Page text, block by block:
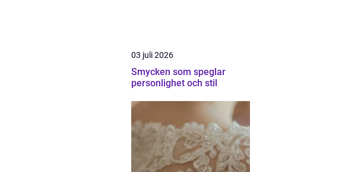
03 juli 2026
Smycken som speglar
personlighet och stil